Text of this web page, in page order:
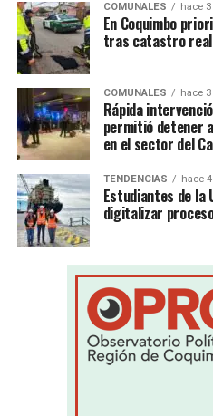
COMUNALES hace
En Coquimbo
tras catastro
COMUNALES hace
Rápida
permitió detener
en el sector del
TENDENCIAS hace
Estudiantes de la
digitalizar